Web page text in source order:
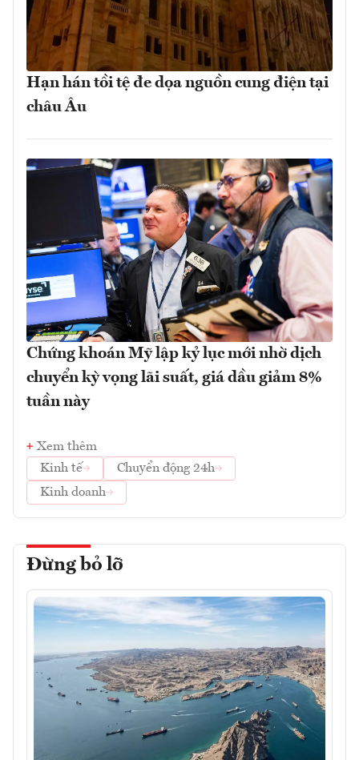
Hạn hán tồi tệ đe dọa nguồn cung điện tại
châu Âu
Chứng khoán Mỹ lập kỷ lục mới nhờ dịch
chuyển kỳ vọng lãi suất, giá dầu giảm 8%
tuần này
Xem thêm
Kinh tế
Chuyển động 24h
Kinh doanh
Đừng bỏ lỡ